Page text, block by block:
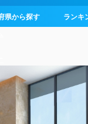
県から探す ランキ